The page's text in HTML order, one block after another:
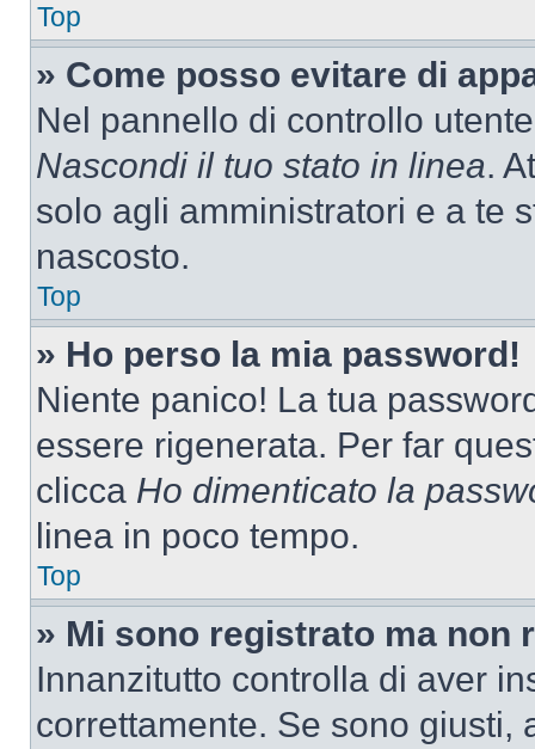
Top
» Come posso evitare di
Nel pannello di controllo
Nascondi il tuo stato in linea.
solo agli amministratori e a te
nascosto.
Top
» Ho perso la mia password!
Niente panico! La tua
essere rigenerata. Per far
clicca Ho dimenticato la
linea in poco tempo.
Top
» Mi sono registrato ma non
Innanzitutto controlla di aver
correttamente. Se sono giusti,